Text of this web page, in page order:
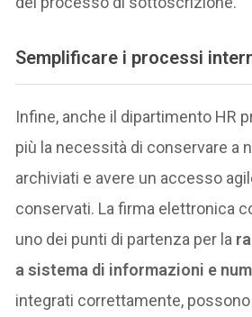
Semplificare i processi
Infine, anche il dipartimento HR
più la necessità di conservare a
archiviati e avere un accesso
conservati. La firma elettronica
uno dei punti di partenza per la
a sistema di informazioni e
integrati correttamente,